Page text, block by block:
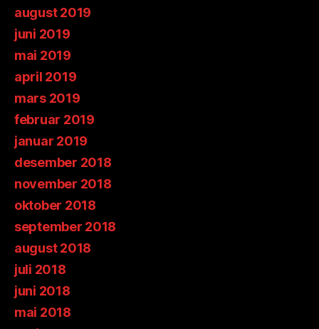
august 2019
juni 2019
mai 2019
april 2019
mars 2019
februar 2019
januar 2019
desember 2018
november 2018
oktober 2018
september 2018
august 2018
juli 2018
juni 2018
mai 2018